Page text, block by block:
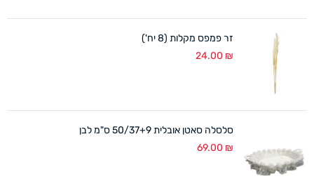
זר פמפס מקלות (8 יח')
24.00 ₪
סלסלה סאטן אובלית 50/37+9 ס"מ לבן
69.00 ₪